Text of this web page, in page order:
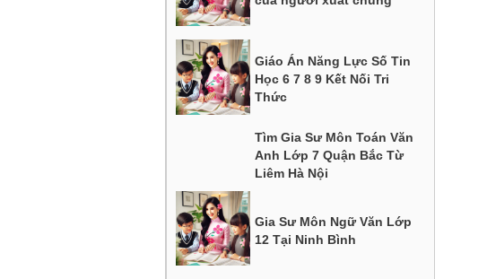
Giáo Án Năng Lực Số Tin
Học 6 7 8 9 Kết Nối Tri
Thức
Tìm Gia Sư Môn Toán Văn
Anh Lớp 7 Quận Bắc Từ
Liêm Hà Nội
Gia Sư Môn Ngữ Văn Lớp
12 Tại Ninh Bình